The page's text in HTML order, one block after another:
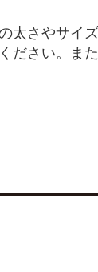
太さやサイ
ださい。ま